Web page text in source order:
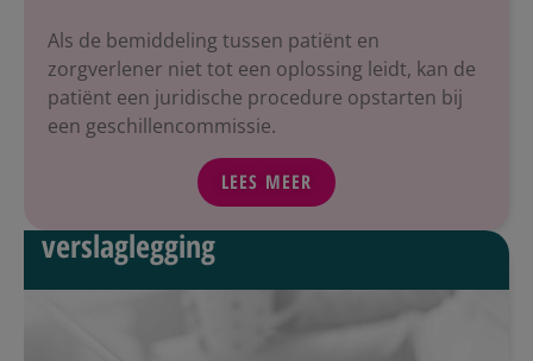
Als de bemiddeling tussen patiënt en
zorgverlener niet tot een oplossing leidt, kan de
patiënt een juridische procedure opstarten bij
een geschillencommissie.
LEES MEER
verslaglegging